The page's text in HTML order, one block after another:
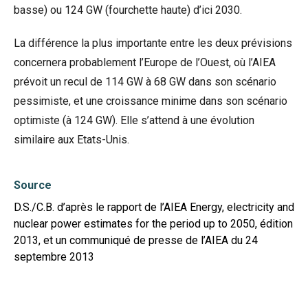
basse) ou 124 GW (fourchette haute) d’ici 2030.
La différence la plus importante entre les deux prévisions
concernera probablement l’Europe de l’Ouest, où l’AIEA
prévoit un recul de 114 GW à 68 GW dans son scénario
pessimiste, et une croissance minime dans son scénario
optimiste (à 124 GW). Elle s’attend à une évolution
similaire aux Etats-Unis.
Source
D.S./C.B. d’après le rapport de l’AIEA Energy, electricity and
nuclear power estimates for the period up to 2050, édition
2013, et un communiqué de presse de l’AIEA du 24
septembre 2013